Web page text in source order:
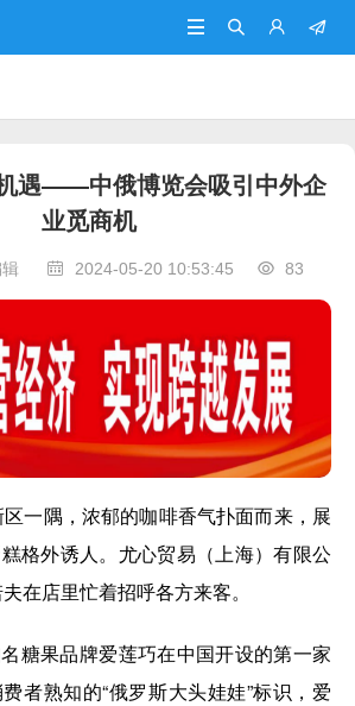




遇——中俄博览会吸引中外企
业觅商机
辑  2024-05-20 10:53:45  83
一隅，浓郁的咖啡香气扑面而来，展
格外诱人。尤心贸易（上海）有限公
在店里忙着招呼各方来客。
果品牌爱莲巧在中国开设的第一家
者熟知的“俄罗斯大头娃娃”标识，爱